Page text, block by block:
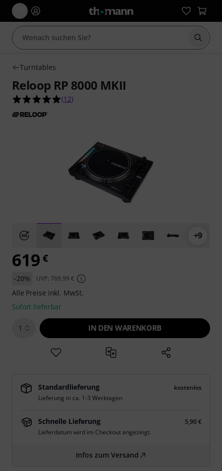
Suche
Turntables
Reloop RP 8000 MKII
5.0 von 5 Sternen aus 12 Kundenbewertungen
(12)
+9
619 €
-20% UVP: 769,99 €
Alle Preise inkl. MwSt.
Sofort lieferbar
1 IN DEN WARENKORB
Standardlieferung
kostenlos
Lieferung in ca. 1-3 Werktagen
Schnelle Lieferung
5,90 €
Lieferdatum wird im Checkout angezeigt.
Infos zum Versand